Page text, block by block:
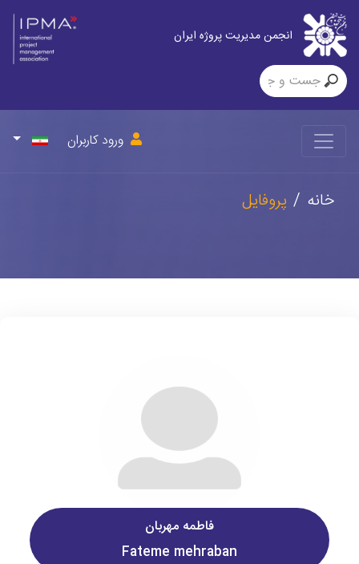
انجمن مدیریت پروژه ایران
ورود کاربران
خانه پروفایل
فاطمه مهربان
Fateme mehraban